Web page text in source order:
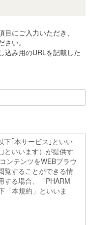
にご入力いただき、
い。
込み用のURLを記載した